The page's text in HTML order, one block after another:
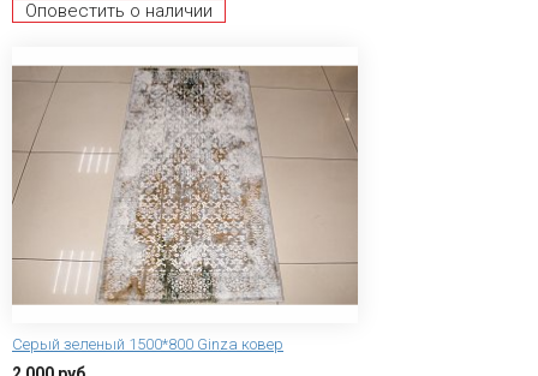
Оповестить о наличии
Серый зеленый 1500*800 Ginza ковер